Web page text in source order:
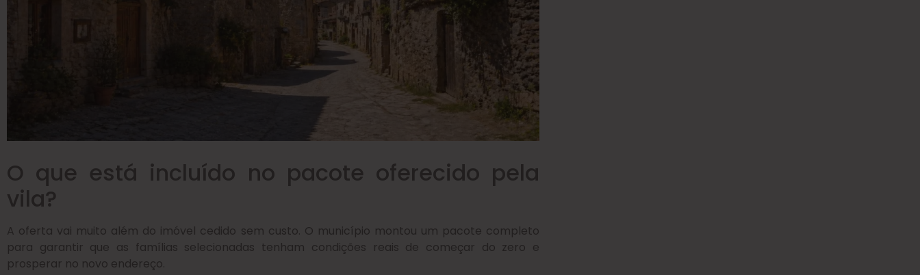
O que está incluído no pacote oferecido pela
vila?
A oferta vai muito além do imóvel cedido sem custo. O município montou um pacote completo
para garantir que as famílias selecionadas tenham condições reais de começar do zero e
prosperar no novo endereço.